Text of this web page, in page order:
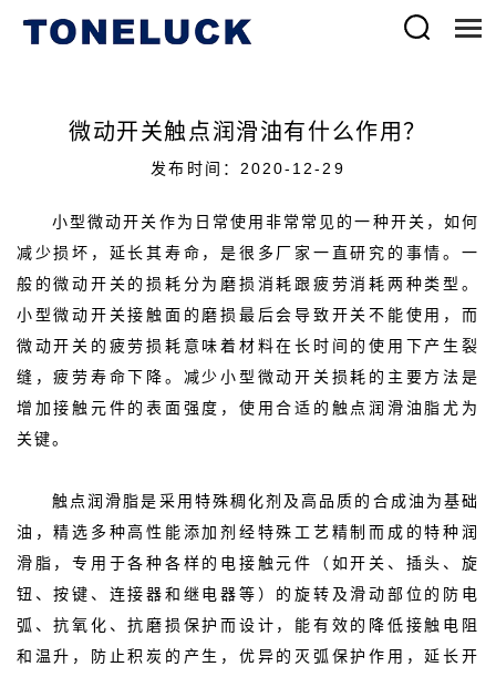
微动开关触点润滑油有什么作用？
发布时间：2020-12-29
小型微动开关作为日常使用非常常见的一种开关，如何
减少损坏，延长其寿命，是很多厂家一直研究的事情。一
般的微动开关的损耗分为磨损消耗跟疲劳消耗两种类型。
小型微动开关接触面的磨损最后会导致开关不能使用，而
微动开关的疲劳损耗意味着材料在长时间的使用下产生裂
缝，疲劳寿命下降。减少小型微动开关损耗的主要方法是
增加接触元件的表面强度，使用合适的触点润滑油脂尤为
关键。
触点润滑脂是采用特殊稠化剂及高品质的合成油为基础
油，精选多种高性能添加剂经特殊工艺精制而成的特种润
滑脂，专用于各种各样的电接触元件（如开关、插头、旋
钮、按键、连接器和继电器等）的旋转及滑动部位的防电
弧、抗氧化、抗磨损保护而设计，能有效的降低接触电阻
和温升，防止积炭的产生，优异的灭弧保护作用，延长开